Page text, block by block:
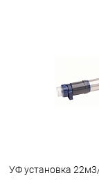
УФ установка